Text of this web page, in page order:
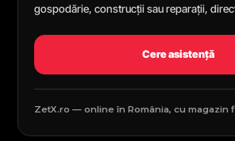
gospodărie, construcții sau reparații,
Cere asistență
ZetX.ro — online în România, cu magazin